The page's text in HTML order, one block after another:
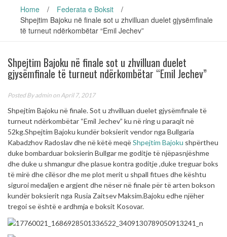
Home / Federata e Boksit
/
Shpejtim Bajoku në finale sot u zhvilluan duelet gjysëmfinale
të turneut ndërkombëtar “Emil Jechev”
Shpejtim Bajoku në finale sot u zhvilluan duelet
gjysëmfinale të turneut ndërkombëtar “Emil Jechev”
Posted Byadmin on April 7, 2017
Shpejtim Bajoku në finale. Sot u zhvilluan duelet gjysëmfinale të
turneut ndërkombëtar “Emil Jechev” ku në ring u paraqit në
52kg.Shpejtim Bajoku kundër boksierit vendor nga Bullgaria
Kabadzhov Radoslav dhe në këtë meqëShpejtim Bajoku shpërtheu
duke bombarduar boksierin Bullgar me goditje të njëpasnjëshme
dhe duke u shmangur dhe plasue kontra goditje ,duke treguar boks
të mirë dhe cilësor dhe me plot merit u shpall fitues dhe kështu
siguroi medaljen e argjent dhe nëser në finale për të arten bokson
kundër boksierit nga Rusia Zaitsev Maksim.Bajoku edhe njëher
tregoi se është e ardhmja e boksit Kosovar.